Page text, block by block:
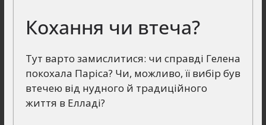
Кохання чи втеча?
Тут варто замислитися: чи справді Гелена
покохала Паріса? Чи, можливо, її вибір був
втечею від нудного й традиційного
життя в Елладі?